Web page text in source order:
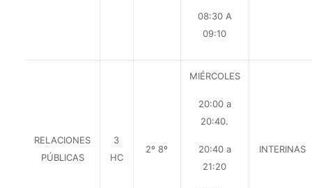
08:30 A
09:10
RELACIONES
PÚBLICAS
3
HC
2º 8º
MIÉRCOLES
20:00 a
20:40.
20:40 a
21:20
INTERINAS